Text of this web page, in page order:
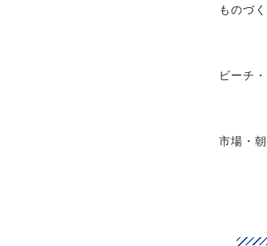
ものづ
ビーチ
市場・